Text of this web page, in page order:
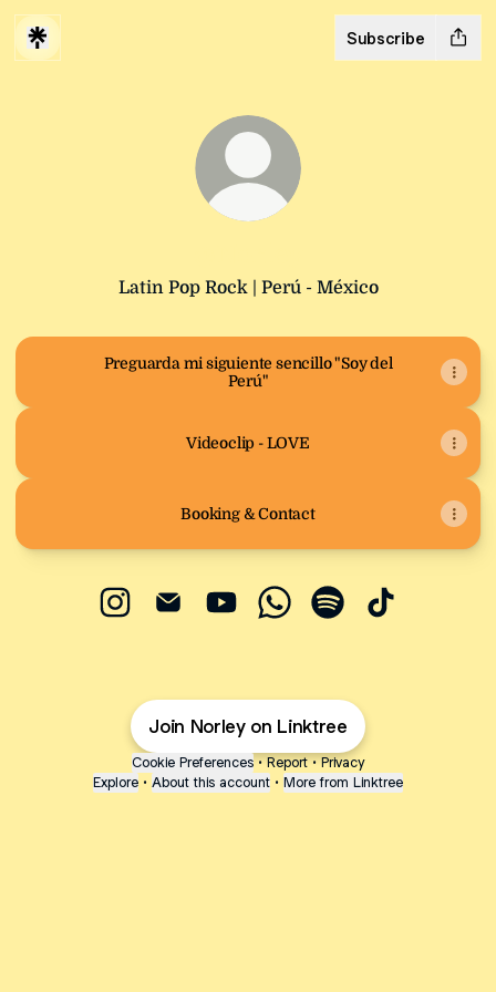
Subscribe
Latin Pop Rock | Perú - México
Preguarda mi siguiente sencillo "Soy del
Perú"
Videoclip - LOVE
Booking & Contact
Join Norley on Linktree
Cookie Preferences • Report • Privacy
Explore • About this account • More from Linktree